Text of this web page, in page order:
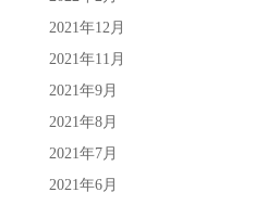
2021年12月
2021年11月
2021年9月
2021年8月
2021年7月
2021年6月